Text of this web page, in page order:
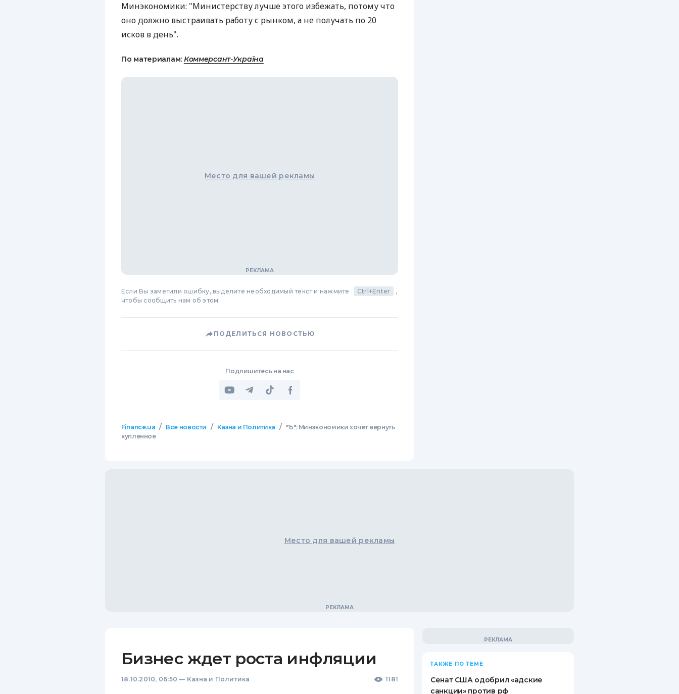
Минэкономики: "Министерству лучше этого избежать, потому что
оно должно выстраивать работу с рынком, а не получать по 20
исков в день".
По материалам: Коммерсант-Україна
Место для вашей рекламы
Если Вы заметили ошибку, выделите необходимый текст и нажмите Ctrl+Enter
,
чтобы сообщить нам об этом.
ПОДЕЛИТЬСЯ НОВОСТЬЮ
Подпишитесь на нас
Finance.ua / Все новости / Казна и Политика /
"Ъ": Минэкономики хочет вернуть
купленное
Место для вашей рекламы
Бизнес ждет роста инфляции
18.10.2010, 06:50 — Казна и Политика 1181
ТАКЖЕ ПО ТЕМЕ
Сенат США одобрил «адские
санкции» против рф